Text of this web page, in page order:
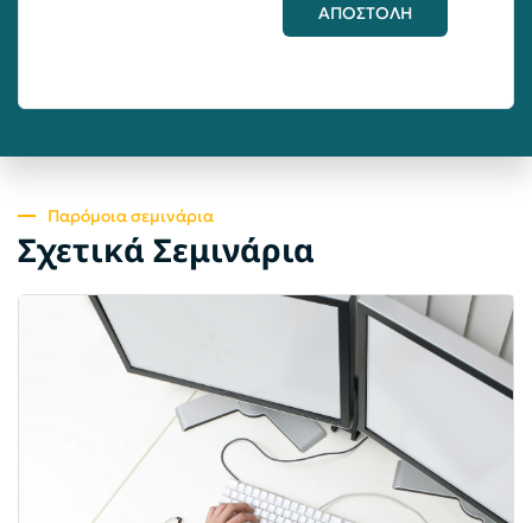
ΑΠΟΣΤΟΛΗ
Παρόμοια σεμινάρια
Σχετικά Σεμινάρια